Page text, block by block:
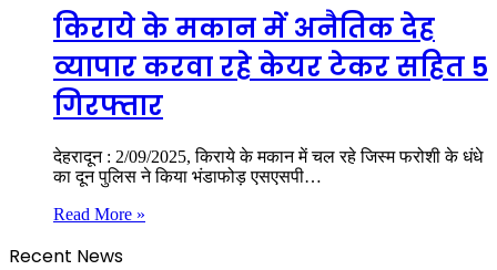
किराये के मकान में अनैतिक देह
व्यापार करवा रहे केयर टेकर सहित 5
गिरफ्तार
देहरादून : 2/09/2025, किराये के मकान में चल रहे जिस्म फरोशी के धंधे
का दून पुलिस ने किया भंडाफोड़ एसएसपी…
Read More »
Recent News